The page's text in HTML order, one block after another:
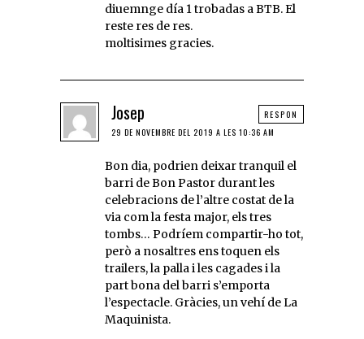
diuemnge día 1 trobadas a BTB. El
reste res de res.
moltisimes gracies.
Josep
29 DE NOVEMBRE DEL 2019 A LES 10:36 AM
Bon dia, podrien deixar tranquil el
barri de Bon Pastor durant les
celebracions de l’altre costat de la
via com la festa major, els tres
tombs… Podríem compartir-ho tot,
però a nosaltres ens toquen els
trailers, la palla i les cagades i la
part bona del barri s’emporta
l’espectacle. Gràcies, un vehí de La
Maquinista.
RESPON